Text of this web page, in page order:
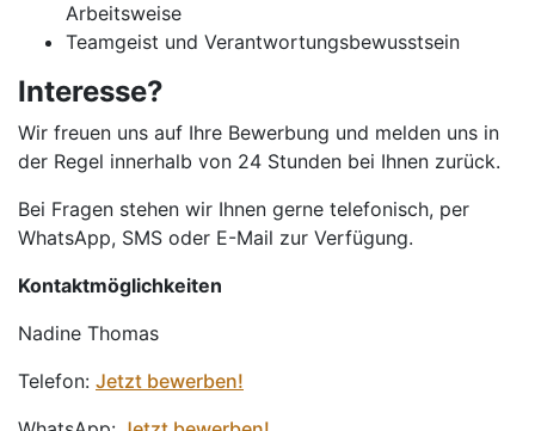
Arbeitsweise
Teamgeist und Verantwortungsbewusstsein
Interesse?
Wir freuen uns auf Ihre Bewerbung und melden uns in
der Regel innerhalb von 24 Stunden bei Ihnen zurück.
Bei Fragen stehen wir Ihnen gerne telefonisch, per
WhatsApp, SMS oder E-Mail zur Verfügung.
Kontaktmöglichkeiten
Nadine Thomas
Telefon: Jetzt bewerben!